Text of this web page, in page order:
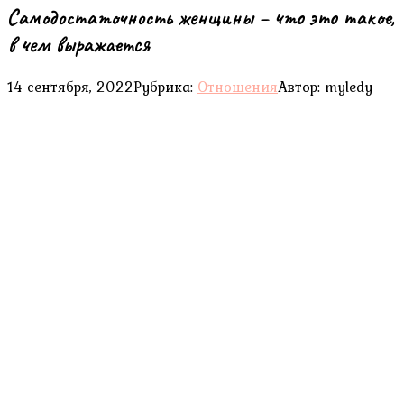
Самодостаточность женщины – что это такое,
в чем выражается
14 сентября, 2022Рубрика: ОтношенияАвтор: myledy